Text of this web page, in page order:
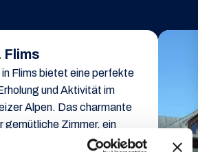
Flims
Flims bietet eine perfekte
und Aktivität im
Alpen. Das charmante
gemütliche Zimmer, ein
und moderne